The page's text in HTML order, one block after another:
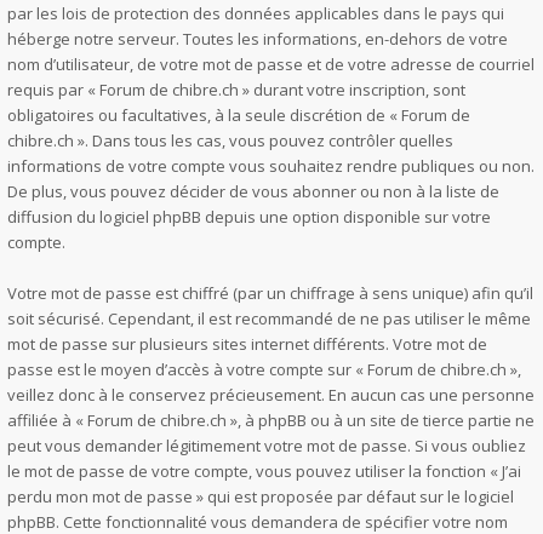
par les lois de protection des données applicables dans le pays qui
héberge notre serveur. Toutes les informations, en-dehors de votre
nom d’utilisateur, de votre mot de passe et de votre adresse de courriel
requis par « Forum de chibre.ch » durant votre inscription, sont
obligatoires ou facultatives, à la seule discrétion de « Forum de
chibre.ch ». Dans tous les cas, vous pouvez contrôler quelles
informations de votre compte vous souhaitez rendre publiques ou non.
De plus, vous pouvez décider de vous abonner ou non à la liste de
diffusion du logiciel phpBB depuis une option disponible sur votre
compte.
Votre mot de passe est chiffré (par un chiffrage à sens unique) afin qu’il
soit sécurisé. Cependant, il est recommandé de ne pas utiliser le même
mot de passe sur plusieurs sites internet différents. Votre mot de
passe est le moyen d’accès à votre compte sur « Forum de chibre.ch »,
veillez donc à le conservez précieusement. En aucun cas une personne
affiliée à « Forum de chibre.ch », à phpBB ou à un site de tierce partie ne
peut vous demander légitimement votre mot de passe. Si vous oubliez
le mot de passe de votre compte, vous pouvez utiliser la fonction « J’ai
perdu mon mot de passe » qui est proposée par défaut sur le logiciel
phpBB. Cette fonctionnalité vous demandera de spécifier votre nom